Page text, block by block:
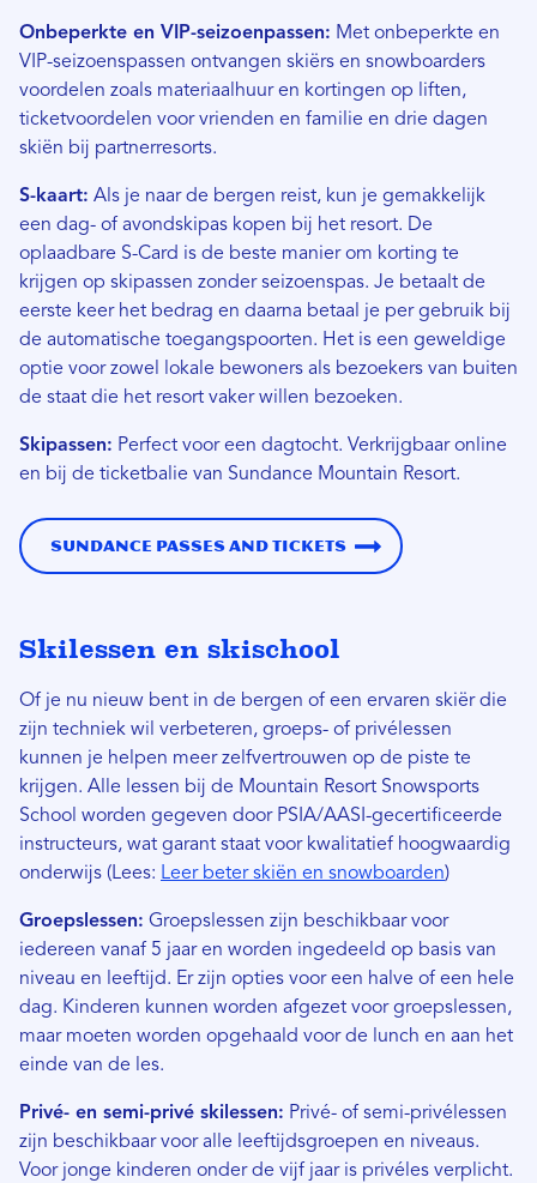
Onbeperkte en VIP-seizoenpassen: Met onbeperkte en
VIP-seizoenspassen ontvangen skiërs en snowboarders
voordelen zoals materiaalhuur en kortingen op liften,
ticketvoordelen voor vrienden en familie en drie dagen
skiën bij partnerresorts.
S-kaart: Als je naar de bergen reist, kun je gemakkelijk
een dag- of avondskipas kopen bij het resort. De
oplaadbare S-Card is de beste manier om korting te
krijgen op skipassen zonder seizoenspas. Je betaalt de
eerste keer het bedrag en daarna betaal je per gebruik bij
de automatische toegangspoorten. Het is een geweldige
optie voor zowel lokale bewoners als bezoekers van buiten
de staat die het resort vaker willen bezoeken.
Skipassen: Perfect voor een dagtocht. Verkrijgbaar online
en bij de ticketbalie van Sundance Mountain Resort.
Sundance Passes and Tickets
Skilessen en skischool
Of je nu nieuw bent in de bergen of een ervaren skiër die
zijn techniek wil verbeteren, groeps- of privélessen
kunnen je helpen meer zelfvertrouwen op de piste te
krijgen. Alle lessen bij de Mountain Resort Snowsports
School worden gegeven door PSIA/AASI-gecertificeerde
instructeurs, wat garant staat voor kwalitatief hoogwaardig
onderwijs (Lees: Leer beter skiën en snowboarden)
Groepslessen: Groepslessen zijn beschikbaar voor
iedereen vanaf 5 jaar en worden ingedeeld op basis van
niveau en leeftijd. Er zijn opties voor een halve of een hele
dag. Kinderen kunnen worden afgezet voor groepslessen,
maar moeten worden opgehaald voor de lunch en aan het
einde van de les.
Privé- en semi-privé skilessen: Privé- of semi-privélessen
zijn beschikbaar voor alle leeftijdsgroepen en niveaus.
Voor jonge kinderen onder de vijf jaar is privéles verplicht.